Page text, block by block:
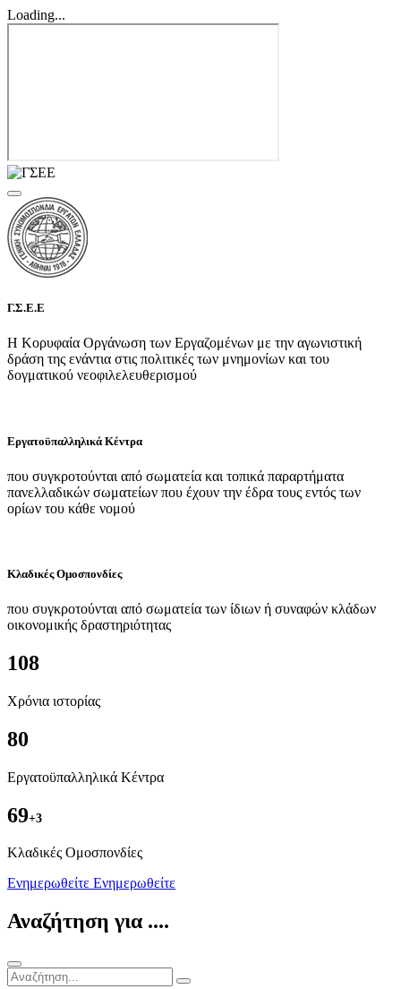
Loading...
Γ.Σ.Ε.Ε
Η Κορυφαία Οργάνωση των Εργαζομένων με την αγωνιστική
δράση της ενάντια στις πολιτικές των μνημονίων και του
δογματικού νεοφιλελευθερισμού
Εργατοϋπαλληλικά Κέντρα
που συγκροτούνται από σωματεία και τοπικά παραρτήματα
πανελλαδικών σωματείων που έχουν την έδρα τους εντός των
ορίων του κάθε νομού
Κλαδικές Ομοσπονδίες
που συγκροτούνται από σωματεία των ίδιων ή συναφών κλάδων
οικονομικής δραστηριότητας
108
Χρόνια ιστορίας
80
Εργατοϋπαλληλικά Κέντρα
69+3
Kλαδικές Ομοσπονδίες
Ενημερωθείτε Ενημερωθείτε
Αναζήτηση για ....